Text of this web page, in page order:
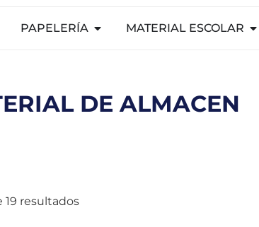
PAPELERÍA MATERIAL ESCOLAR
DE ALMACEN
19 resultados